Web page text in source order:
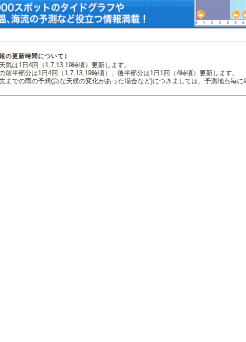
の更新時間について］
気は1日4回（1,7,13,19時頃）更新します。
前半部分は1日4回（1,7,13,19時頃）、後半部分は1日1回（4時頃）更新します。
までの雨の予想(急な天候の変化があった場合など)につきましては、予測地点毎に